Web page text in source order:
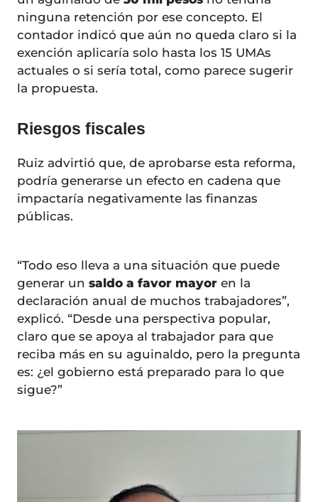
ninguna retención por ese concepto. El
contador indicó que aún no queda claro si la
exención aplicaría solo hasta los 15 UMAs
actuales o si sería total, como parece sugerir
la propuesta.
Riesgos fiscales
Ruiz advirtió que, de aprobarse esta reforma,
podría generarse un efecto en cadena que
impactaría negativamente las finanzas
públicas.
“Todo eso lleva a una situación que puede
generar un saldo a favor mayor en la
declaración anual de muchos trabajadores”,
explicó. “Desde una perspectiva popular,
claro que se apoya al trabajador para que
reciba más en su aguinaldo, pero la pregunta
es: ¿el gobierno está preparado para lo que
sigue?”